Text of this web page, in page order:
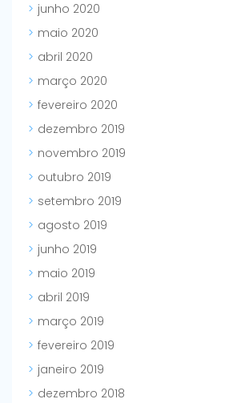
junho 2020
maio 2020
abril 2020
março 2020
fevereiro 2020
dezembro 2019
novembro 2019
outubro 2019
setembro 2019
agosto 2019
junho 2019
maio 2019
abril 2019
março 2019
fevereiro 2019
janeiro 2019
dezembro 2018